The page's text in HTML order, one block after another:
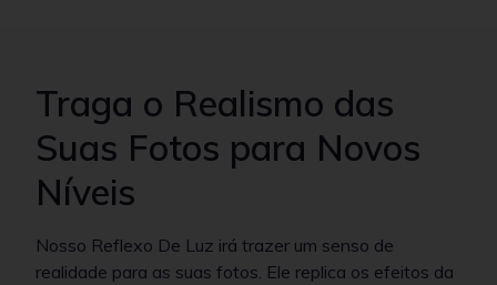
Traga o Realismo das
Suas Fotos para Novos
Níveis
Nosso Reflexo De Luz irá trazer um senso de
realidade para as suas fotos. Ele replica os efeitos da